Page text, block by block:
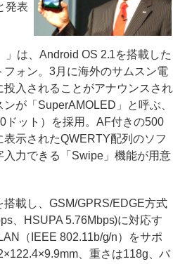
発表
は、Android OS 2.1を搭載した
ォン。3月に海外のサムスン電
入されることがアナウンスされ
が「SuperAMOLED」と呼ぶ、
ドット）を採用。AF付きの500
示されたQWERTY配列のソフ
入力できる「Swipe」機能が用意
載し、GSM/GPRS/EDGE方式
、HSUPA 5.76Mbps)に対応す
（IEEE 802.11b/g/n）をサポ
、重さは118g、バ